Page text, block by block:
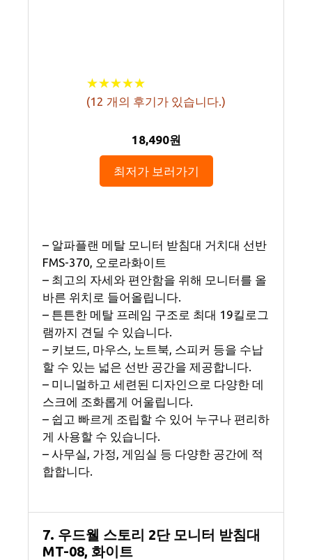
★★★★★
★★★★★
(12 개의 후기가 있습니다.)
18,490원
최저가 보러가기
– 알파플랜 메탈 모니터 받침대 거치대 선반
FMS-370, 오로라화이트
– 최고의 자세와 편안함을 위해 모니터를 올
바른 위치로 들어올립니다.
– 튼튼한 메탈 프레임 구조로 최대 19킬로그
램까지 견딜 수 있습니다.
– 키보드, 마우스, 노트북, 스피커 등을 수납
할 수 있는 넓은 선반 공간을 제공합니다.
– 미니멀하고 세련된 디자인으로 다양한 데
스크에 조화롭게 어울립니다.
– 쉽고 빠르게 조립할 수 있어 누구나 편리하
게 사용할 수 있습니다.
– 사무실, 가정, 게임실 등 다양한 공간에 적
합합니다.
7. 우드웰 스토리 2단 모니터 받침대
MT-08, 화이트